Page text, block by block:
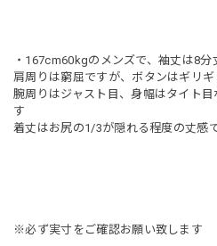
・167cm60kgのメンズで、袖丈は8
肩周りは窮屈ですが、ボタンはギリ
腕周りはジャスト目、身幅はタイト
す
着丈はお尻の1/3が隠れる程度の丈感
※必ず実寸をご確認お願い致します